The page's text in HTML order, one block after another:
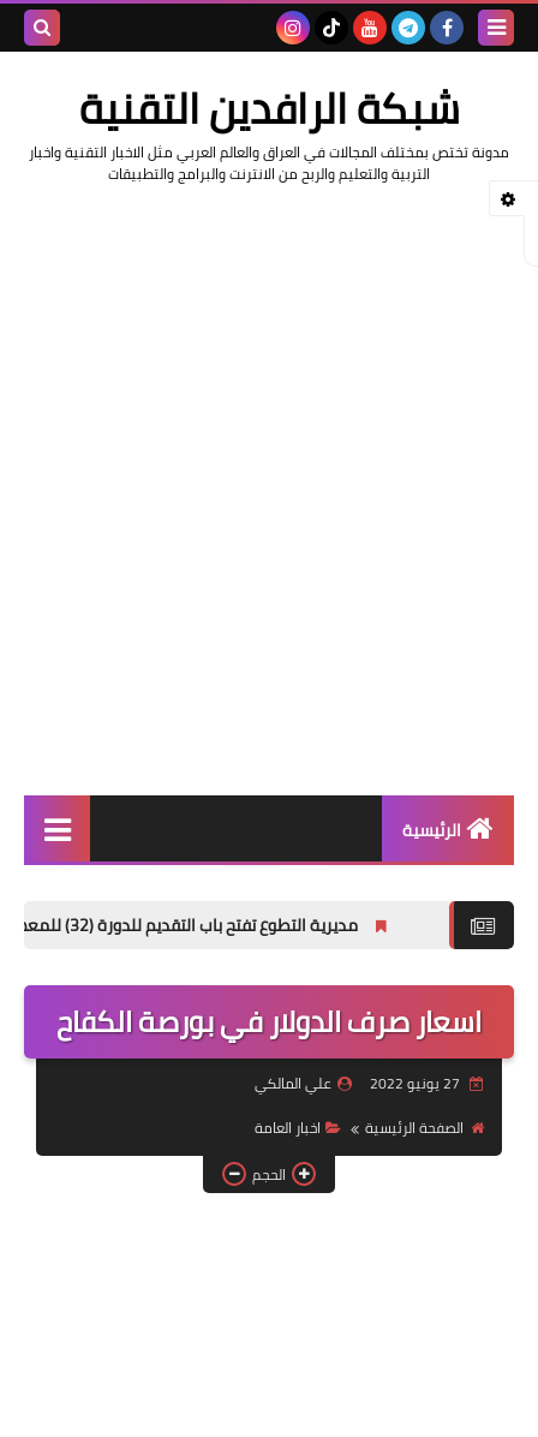
شبكة الرافدين التقنية
مدونة تختص بمختلف المجالات في العراق والعالم العربي مثل الاخبار التقنية واخبار
التربية والتعليم والربح من الانترنت والبرامج والتطبيقات
الرئيسية
اخبار التربية والتعليم
الربح من الانترنت
العراق فقط
التقنية
سلف وقروض
وزارة العمل
مديرية التطوع تفتح باب التقديم للدورة (32) للمعهد العالي للتطوير الأمني والإداري
اسعار صرف الدولار في بورصة الكفاح
علي المالكي
الصفحة الرئيسية
اخبار العامة
الحجم